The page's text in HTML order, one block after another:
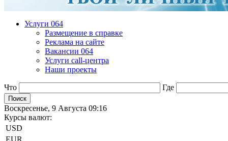
Услуги 064
Размещение в справке
Реклама на сайте
Вакансии 064
Услуги call-центра
Наши проекты
Что Где
Воскресенье, 9 Августа 09:16
Курсы валют:
USD
EUR